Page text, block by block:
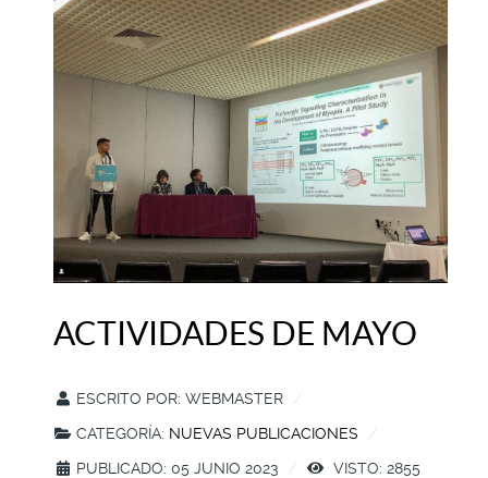
ACTIVIDADES DE MAYO
ESCRITO POR: WEBMASTER
CATEGORÍA: NUEVAS PUBLICACIONES
PUBLICADO: 05 JUNIO 2023
VISTO: 2855